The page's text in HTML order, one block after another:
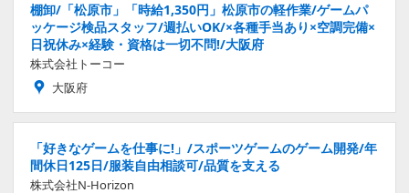
棚卸/「松原市」「時給1,350円」松原市の軽作業/ゲームパ
ッケージ検品スタッフ/週払いOK/×各種手当あり×空調完備×
日祝休み×経験・資格は一切不問!/大阪府
株式会社トーコー
大阪府
「好きなゲームを仕事に!」/スポーツゲームのゲーム開発/年
間休日125日/服装自由相談可/品質を支える
株式会社N-Horizon